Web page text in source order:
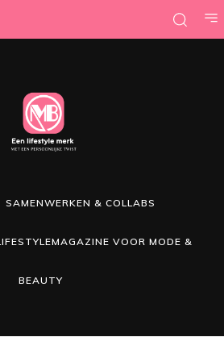
SAMENWERKEN & COLLABS
VOOR MODE &
BEAUTY